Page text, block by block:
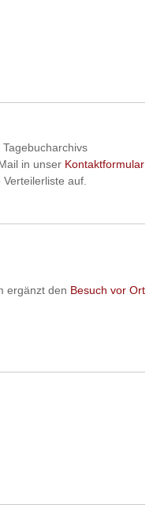
Tagebucharchivs
in unser Kontaktformular
auf.
ergänzt den Besuch vor Ort